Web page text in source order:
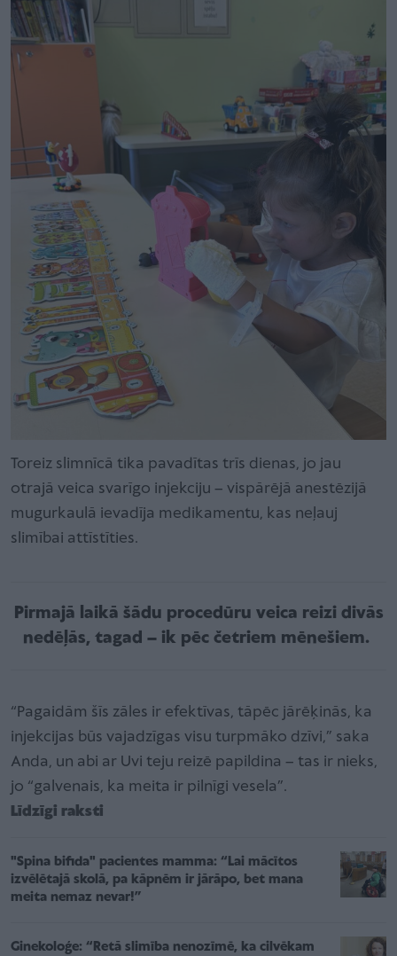
Toreiz slimnīcā tika pavadītas trīs dienas, jo jau
otrajā veica svarīgo injekciju – vispārējā anestēzijā
mugurkaulā ievadīja medikamentu, kas neļauj
slimībai attīstīties.
Pirmajā laikā šādu procedūru veica reizi divās
nedēļās, tagad – ik pēc četriem mēnešiem.
“Pagaidām šīs zāles ir efektīvas, tāpēc jārēķinās, ka
injekcijas būs vajadzīgas visu turpmāko dzīvi,” saka
Anda, un abi ar Uvi teju reizē papildina – tas ir nieks,
jo “galvenais, ka meita ir pilnīgi vesela”.
Līdzīgi raksti
"Spina bifida" pacientes mamma: “Lai mācītos
izvēlētajā skolā, pa kāpnēm ir jārāpo, bet mana
meita nemaz nevar!”
Ginekoloģe: “Retā slimība nenozīmē, ka cilvēkam